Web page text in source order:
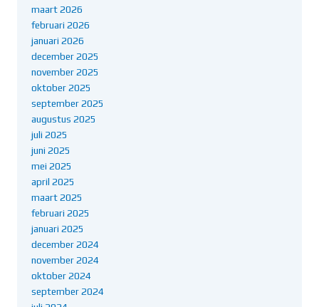
maart 2026
februari 2026
januari 2026
december 2025
november 2025
oktober 2025
september 2025
augustus 2025
juli 2025
juni 2025
mei 2025
april 2025
maart 2025
februari 2025
januari 2025
december 2024
november 2024
oktober 2024
september 2024